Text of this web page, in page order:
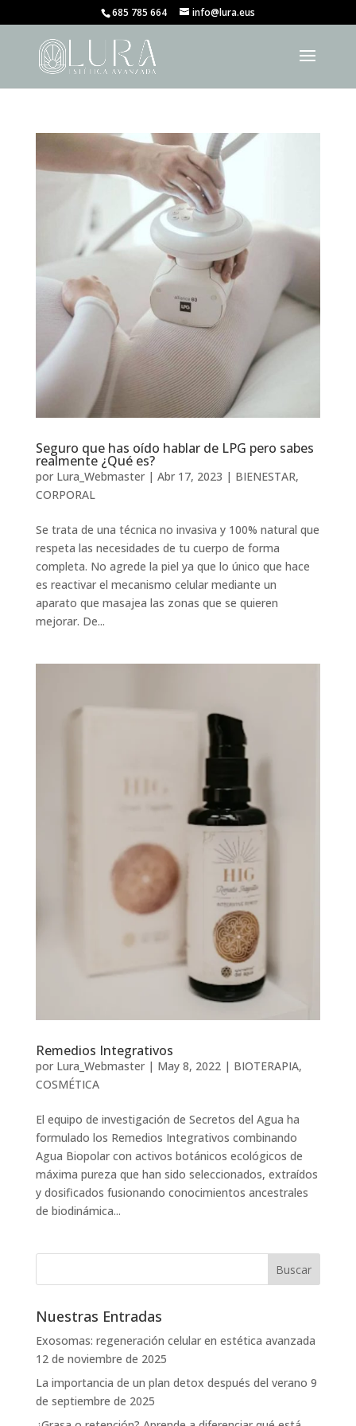
685 785 664 info@lura.eus
Seguro que has oído hablar de LPG pero sabes
realmente ¿Qué es?
por Lura_Webmaster| Abr 17, 2023 | BIENESTAR,
CORPORAL
Se trata de una técnica no invasiva y 100% natural que
respeta las necesidades de tu cuerpo de forma
completa. No agrede la piel ya que lo único que hace
es reactivar el mecanismo celular mediante un
aparato que masajea las zonas que se quieren
mejorar. De...
Remedios Integrativos
por Lura_Webmaster| May 8, 2022| BIOTERAPIA,
COSMÉTICA
El equipo de investigación de Secretos del Agua ha
formulado los Remedios Integrativos combinando
Agua Biopolar con activos botánicos ecológicos de
máxima pureza que han sido seleccionados, extraídos
y dosificados fusionando conocimientos ancestrales
de biodinámica...
Nuestras Entradas
Exosomas: regeneración celular en estética avanzada
12 de noviembre de 2025
La importancia de un plan detox después del verano 9
de septiembre de 2025